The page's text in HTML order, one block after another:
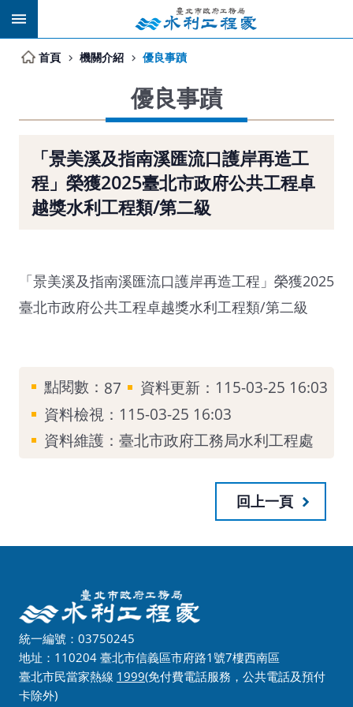
跳到主要內容區塊
首頁 機關介紹 優良事蹟
優良事蹟
「景美溪及指南溪匯流口護岸再造工
程」榮獲2025臺北市政府公共工程卓
越獎水利工程類/第二級
「景美溪及指南溪匯流口護岸再造工程」榮獲2025
臺北市政府公共工程卓越獎水利工程類/第二級
點閱數： 87
資料更新：115-03-25 16:03
資料檢視：115-03-25 16:03
資料維護：臺北市政府工務局水利工程處
回上一頁
統一編號：03750245
地址：110204 臺北市信義區市府路1號7樓西南區
臺北市民當家熱線 1999(免付費電話服務，公共電話及預付
卡除外)